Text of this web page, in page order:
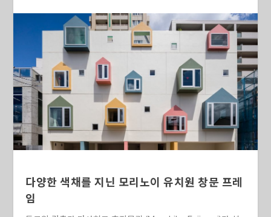
다양한 색채를 지닌 모리노이 유치원 창문 프레
임